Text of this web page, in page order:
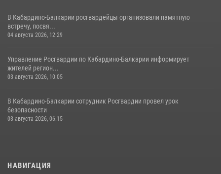
В Кабардино-Балкарии росгвардейцы организовали памятную
встречу, посвя...
04 августа 2026, 12:29
Управление Росгвардии по Кабардино-Балкарии информирует
жителей регион...
03 августа 2026, 10:05
В Кабардино‑Балкарии сотрудник Росгвардии провел урок
безопасности
03 августа 2026, 06:15
НАВИГАЦИЯ